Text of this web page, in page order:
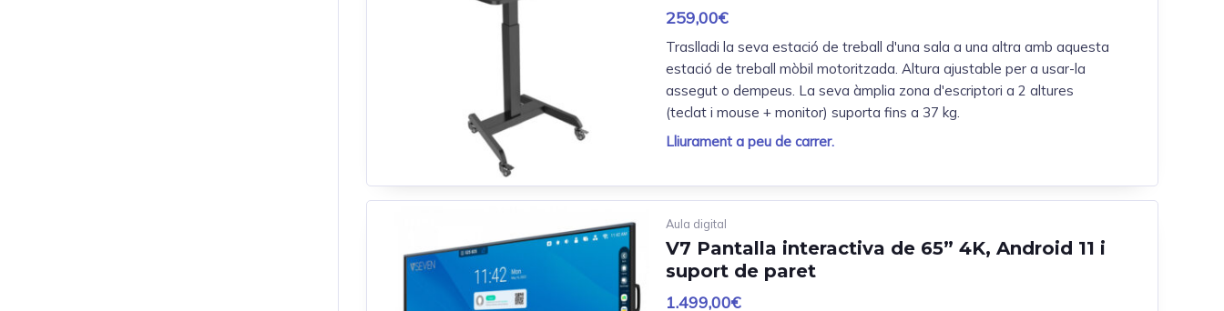
259,00€
Traslladi la seva estació de treball d'una sala a una altra amb aquesta
estació de treball mòbil motoritzada. Altura ajustable per a usar-la
assegut o dempeus. La seva àmplia zona d'escriptori a 2 altures
(teclat i mouse + monitor) suporta fins a 37 kg.
Lliurament a peu de carrer.
Aula digital
V7 Pantalla interactiva de 65” 4K, Android 11 i
suport de paret
1.499,00€